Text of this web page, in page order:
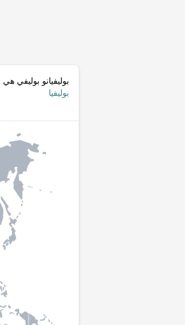
بوليفيانو بوليفي
بوليفيا